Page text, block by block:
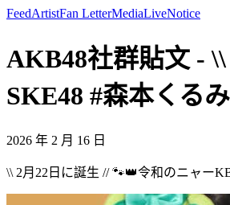
FeedArtistFan LetterMediaLiveNotice
AKB48社群貼文 -
SKE48 #森本くる
2026 年 2 月 16 日
\\ 2月22日に誕生 // 🐾👑令和のニャー